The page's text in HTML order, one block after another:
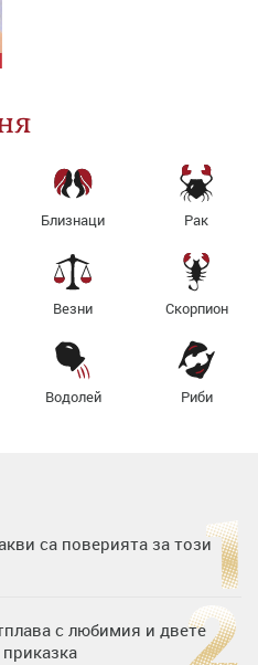
Близнаци Рак
Везни Скорпион
Водолей Риби
са поверията за този
с любимия и двете